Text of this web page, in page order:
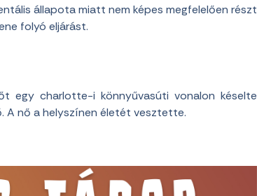
állapota miatt nem képes megfelelően részt
folyó eljárást.
egy charlotte-i könnyűvasúti vonalon késelte
A nő a helyszínen életét vesztette.